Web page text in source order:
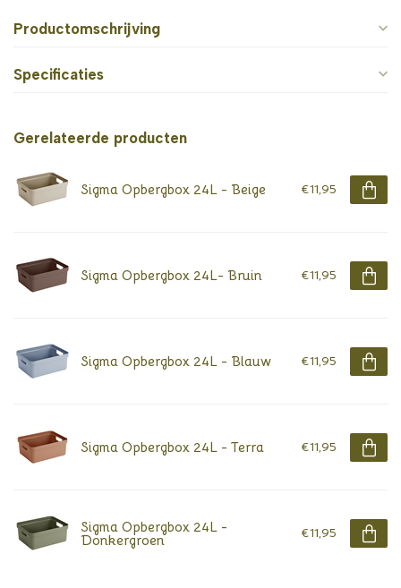
Productomschrijving
Specificaties
Gerelateerde producten
Sigma Opbergbox 24L - Beige €11,95
Sigma Opbergbox 24L- Bruin €11,95
Sigma Opbergbox 24L - Blauw €11,95
Sigma Opbergbox 24L - Terra €11,95
Sigma Opbergbox 24L -
Donkergroen €11,95